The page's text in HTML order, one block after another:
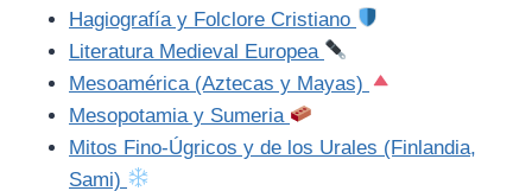
Hagiografía y Folclore Cristiano
Literatura Medieval Europea
Mesoamérica (Aztecas y Mayas)
Mesopotamia y Sumeria
Mitos Fino-Úgricos y de los Urales (Finlandia,
Sami)